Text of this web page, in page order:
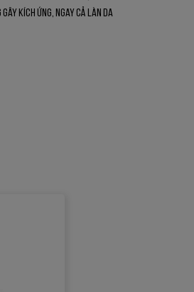
kích ứng, ngay cả làn da